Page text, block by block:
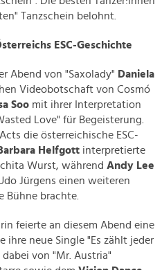
Tanzschein belohnt.
ESC-Geschichte
Abend von "Saxolady" Daniela
Videobotschaft von Cosmó
Soo mit ihrer Interpretation
Love" für Begeisterung.
die österreichische ESC-
Helfgott interpretierte
Wurst, während Andy Lee
Jürgens einen weiteren
Bühne brachte.
feierte an diesem Abend eine
ihre neue Single "Es zählt jeder
von "Mr. Austria"